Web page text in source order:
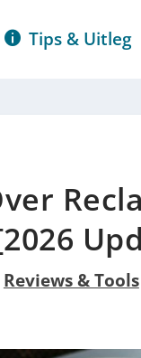
Tips & Uitleg
Reviews & Tools